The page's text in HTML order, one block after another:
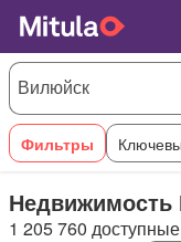
Фильтры
1 205 760